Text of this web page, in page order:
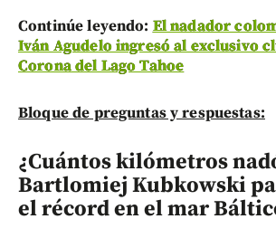
Continúe leyendo:El nadador
Iván Agudelo ingresó al exclusivo
Corona del Lago Tahoe
Bloque de preguntas y respuestas:
¿Cuántos kilómetros
Bartlomiej Kubkowski
el récord en el mar